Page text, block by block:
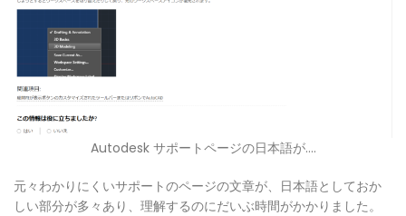
Autodesk サポートページの日本語が….
元々わかりにくいサポートのページの文章が、日本語としておか
しい部分が多々あり、理解するのにだいぶ時間がかかりました。